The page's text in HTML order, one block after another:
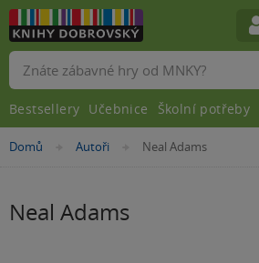
Nacházíte
Domů »Autoři »Neal Adams
Neal Adams
Vyhledávání
Bestsellery Učebnice Školní potřeby